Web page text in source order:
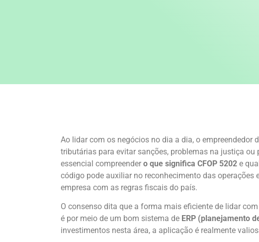
Ao lidar com os negócios no dia a dia, o empreendedor
tributárias para evitar sanções, problemas na justiça ou
essencial compreender o que significa CFOP 5202 e
código pode auxiliar no reconhecimento das operações
empresa com as regras fiscais do país.
O consenso dita que a forma mais eficiente de lidar
é por meio de um bom sistema de ERP (planejamento
investimentos nesta área, a aplicação é realmente